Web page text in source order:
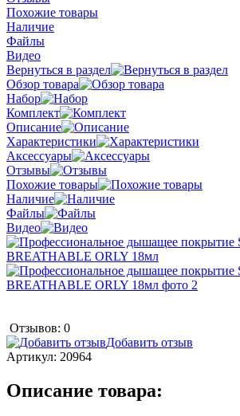
Похожие товары
Наличие
Файлы
Видео
Вернуться в раздел
Обзор товара
Набор
Комплект
Описание
Характеристики
Аксессуары
Отзывы
Похожие товары
Наличие
Файлы
Видео
Отзывов: 0
Добавить отзыв
Артикул: 20964
Описание товара: